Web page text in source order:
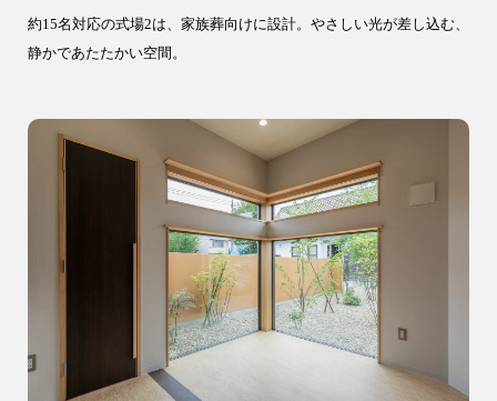
約15名対応の式場2は、家族葬向けに設計。やさしい光が差し込む、
静かであたたかい空間。